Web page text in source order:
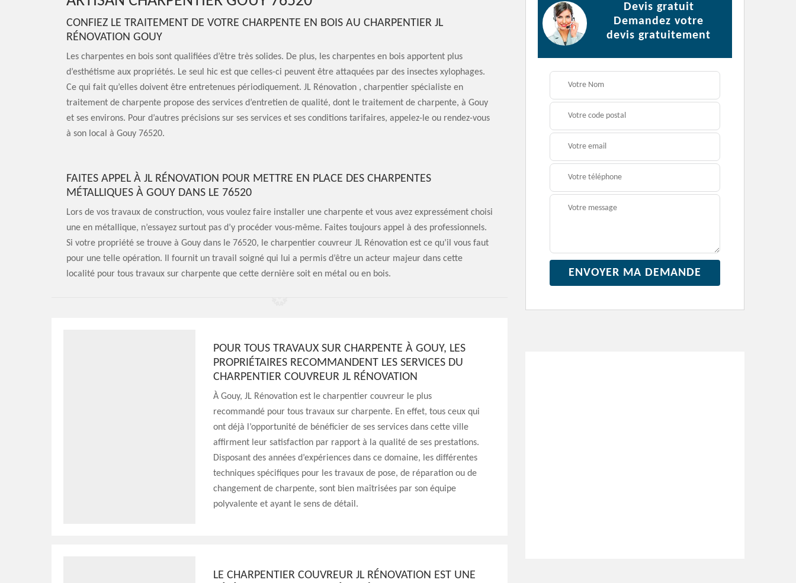
CONFIEZ LE TRAITEMENT DE VOTRE CHARPENTE EN BOIS AU CHARPENTIER JL
RÉNOVATION GOUY
Les charpentes en bois sont qualifiées d’être très solides. De plus, les charpentes en bois apportent plus
d’esthétisme aux propriétés. Le seul hic est que celles-ci peuvent être attaquées par des insectes xylophages.
Ce qui fait qu’elles doivent être entretenues périodiquement. JL Rénovation , charpentier spécialiste en
traitement de charpente propose des services d’entretien de qualité, dont le traitement de charpente, à Gouy
et ses environs. Pour d’autres précisions sur ses services et ses conditions tarifaires, appelez-le ou rendez-vous
à son local à Gouy 76520.
FAITES APPEL À JL RÉNOVATION POUR METTRE EN PLACE DES CHARPENTES
MÉTALLIQUES À GOUY DANS LE 76520
Lors de vos travaux de construction, vous voulez faire installer une charpente et vous avez expressément choisi
une en métallique, n’essayez surtout pas d’y procéder vous-même. Faites toujours appel à des professionnels.
Si votre propriété se trouve à Gouy dans le 76520, le charpentier couvreur JL Rénovation est ce qu’il vous faut
pour une telle opération. Il fournit un travail soigné qui lui a permis d’être un acteur majeur dans cette
localité pour tous travaux sur charpente que cette dernière soit en métal ou en bois.
POUR TOUS TRAVAUX SUR CHARPENTE À GOUY, LES
PROPRIÉTAIRES RECOMMANDENT LES SERVICES DU
CHARPENTIER COUVREUR JL RÉNOVATION
À Gouy, JL Rénovation est le charpentier couvreur le plus
recommandé pour tous travaux sur charpente. En effet, tous ceux qui
ont déjà l’opportunité de bénéficier de ses services dans cette ville
affirment leur satisfaction par rapport à la qualité de ses prestations.
Disposant des années d’expériences dans ce domaine, les différentes
techniques spécifiques pour les travaux de pose, de réparation ou de
changement de charpente, sont bien maîtrisées par son équipe
polyvalente et ayant le sens de détail.
LE CHARPENTIER COUVREUR JL RÉNOVATION EST UNE
Devis gratuit
Demandez votre
devis gratuitement